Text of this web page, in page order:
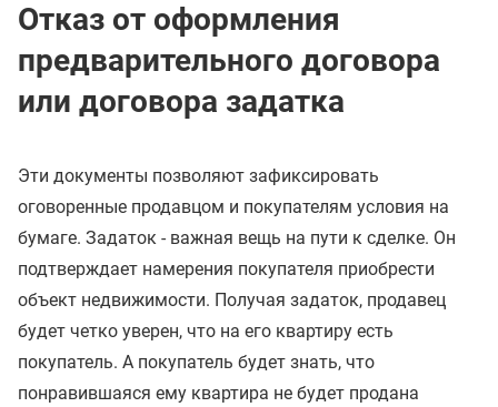
Отказ от оформления
предварительного договора
или договора задатка
Эти документы позволяют зафиксировать
оговоренные продавцом и покупателям условия на
бумаге. Задаток - важная вещь на пути к сделке. Он
подтверждает намерения покупателя приобрести
объект недвижимости. Получая задаток, продавец
будет четко уверен, что на его квартиру есть
покупатель. А покупатель будет знать, что
понравившаяся ему квартира не будет продана